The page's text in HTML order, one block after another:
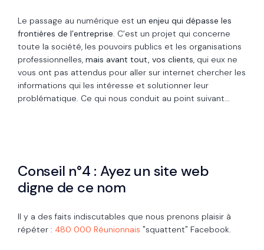
Le passage au numérique est un enjeu qui dépasse les
frontières de l’entreprise. C’est un projet qui concerne
toute la société, les pouvoirs publics et les organisations
professionnelles, mais avant tout, vos clients, qui eux ne
vous ont pas attendus pour aller sur internet chercher les
informations qui les intéresse et solutionner leur
problématique. Ce qui nous conduit au point suivant...
Conseil n°4 : Ayez un site web
digne de ce nom
Il y a des faits indiscutables que nous prenons plaisir à
répéter : 480 000 Réunionnais "squattent" Facebook.